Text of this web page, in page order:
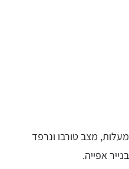
נחמם תנור לחום של 175 מעלות, מצב טורבו ונרפד